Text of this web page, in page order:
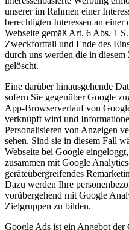
unserer im Rahmen einer
berechtigten Interessen an
Webseite gemäß Art. 6 Abs. 1
Zweckfortfall und Ende des
durch uns werden die in diesem
gelöscht.
Eine darüber hinausgehende
sofern Sie gegenüber Google
App-Browserverlauf von
verknüpft wird und
Personalisieren von Anzeigen
sehen. Sind sie in diesem Fall
Webseite bei Google
zusammen mit Google
geräteübergreifendes
Dazu werden Ihre
vorübergehend mit Google
Zielgruppen zu bilden.
Google Ads ist ein Angebot